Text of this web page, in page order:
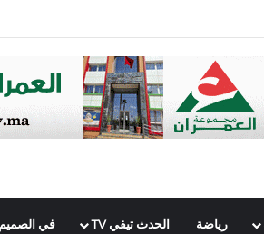
مشاريع بملايير الدراهم
رياضة الحدث تيفي TV في الصميم